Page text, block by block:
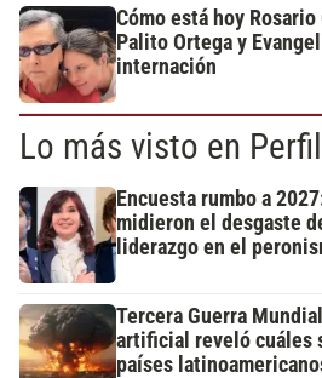
Cómo está hoy
Palito Ortega y
internación
Lo más visto en Perfil
Encuesta rumbo a
midieron el desgaste
liderazgo en el
Tercera Guerra
artificial reveló cuáles
países